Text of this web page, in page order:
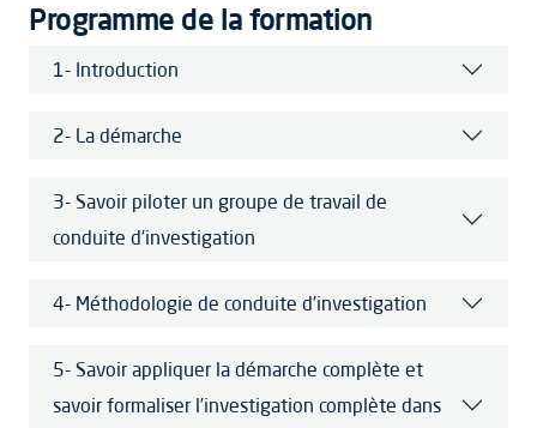
Programme de la formation
1- Introduction
2- La démarche
3- Savoir piloter un groupe de travail de
conduite d’investigation
4- Méthodologie de conduite d’investigation
5- Savoir appliquer la démarche complète et
savoir formaliser l’investigation complète dans